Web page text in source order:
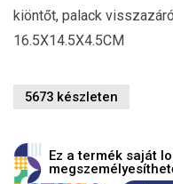
kiöntőt, palack
16.5X14.5X4.5CM
5673 készleten
Ez a termék saját